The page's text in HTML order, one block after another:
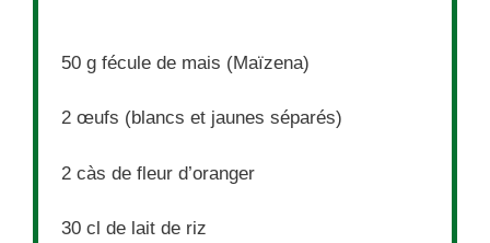
50 g fécule de mais (Maïzena)
2 œufs (blancs et jaunes séparés)
2 càs de fleur d’oranger
30 cl de lait de riz